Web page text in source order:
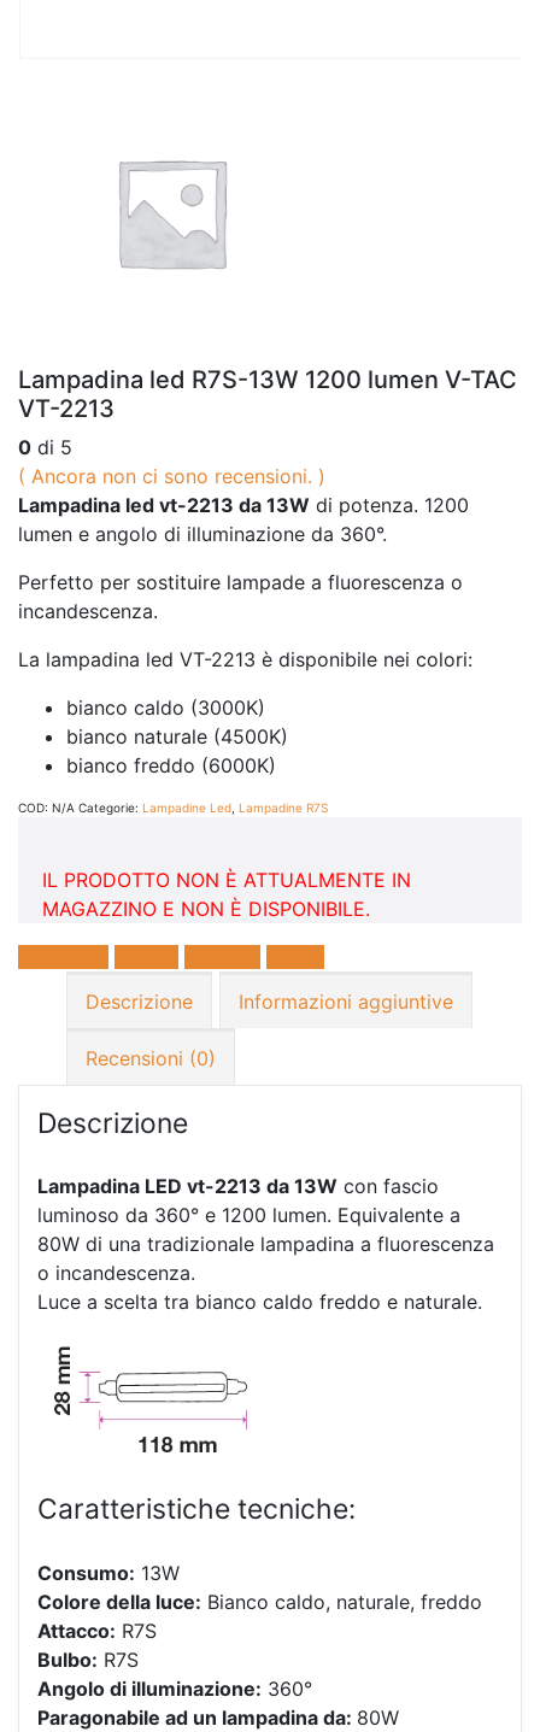
Lampadina led R7S-13W 1200 lumen V-TAC
VT-2213
0 di 5
( Ancora non ci sono recensioni. )
Lampadina led vt-2213 da 13W di potenza. 1200
lumen e angolo di illuminazione da 360°.
Perfetto per sostituire lampade a fluorescenza o
incandescenza.
La lampadina led VT-2213 è disponibile nei colori:
bianco caldo (3000K)
bianco naturale (4500K)
bianco freddo (6000K)
COD: N/A Categorie: Lampadine Led Lampadine R7S
IL PRODOTTO NON È ATTUALMENTE IN
MAGAZZINO E NON È DISPONIBILE.
Descrizione
Informazioni aggiuntive
Recensioni (0)
Descrizione
Lampadina LED vt-2213 da 13W con fascio
luminoso da 360° e 1200 lumen. Equivalente a
80W di una tradizionale lampadina a fluorescenza
o incandescenza.
Luce a scelta tra bianco caldo freddo e naturale.
Caratteristiche tecniche:
Consumo: 13W
Colore della luce: Bianco caldo, naturale, freddo
Attacco: R7S
Bulbo: R7S
Angolo di illuminazione: 360°
Paragonabile ad un lampadina da: 80W